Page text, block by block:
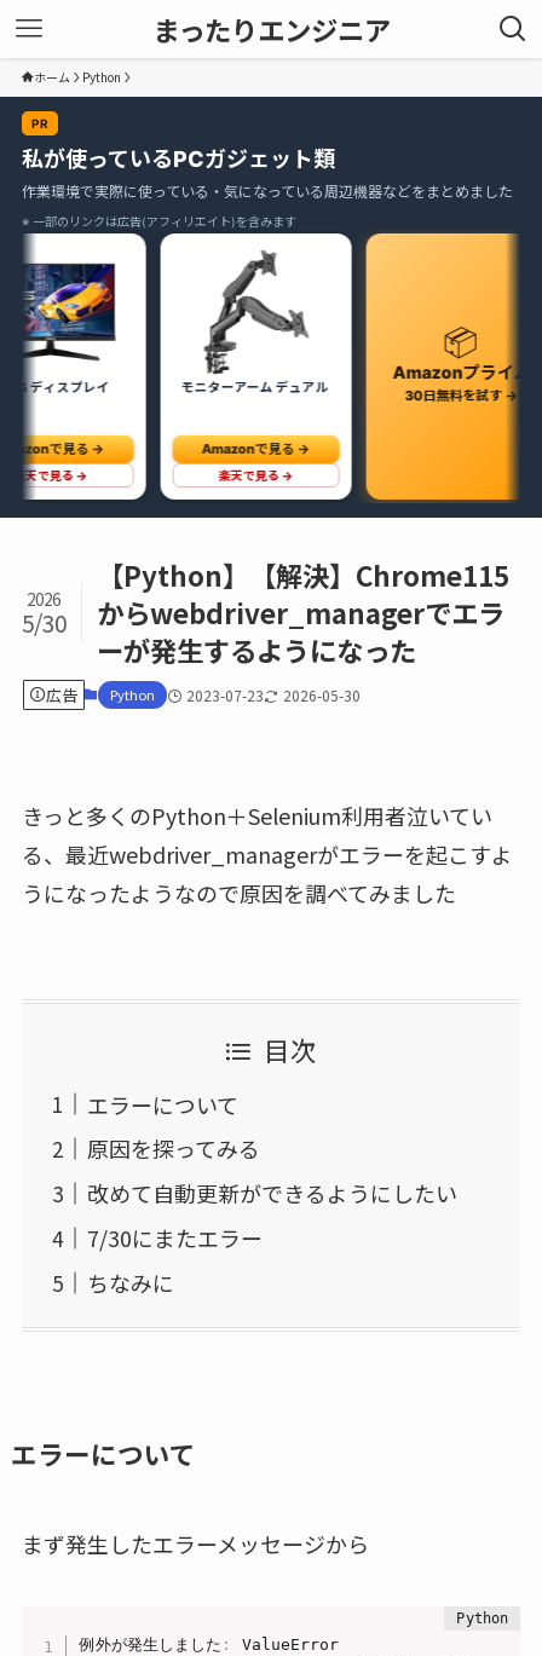
まったりエンジニア
ホーム Python
PR
私が使っているPCガジェット類
作業環境で実際に使っている・気になっている周辺機器などをまとめました
※ 一部のリンクは広告(アフィリエイト)を含みます
モニターアーム デュアル
Amazonで見る →
Amazonプライム
30日無料を試す → Anker
【Python】【解決】Chrome115
からwebdriver_managerでエラ
ーが発生するようになった
2026
5/30
広告 Python 2023-07-23 2026-05-30
きっと多くのPython＋Selenium利用者泣いてい
る、最近webdriver_managerがエラーを起こすよ
うになったようなので原因を調べてみました
目次
エラーについて
原因を探ってみる
改めて自動更新ができるようにしたい
7/30にまたエラー
ちなみに
エラーについて
まず発生したエラーメッセージから
例外が発生しました :
ValueError